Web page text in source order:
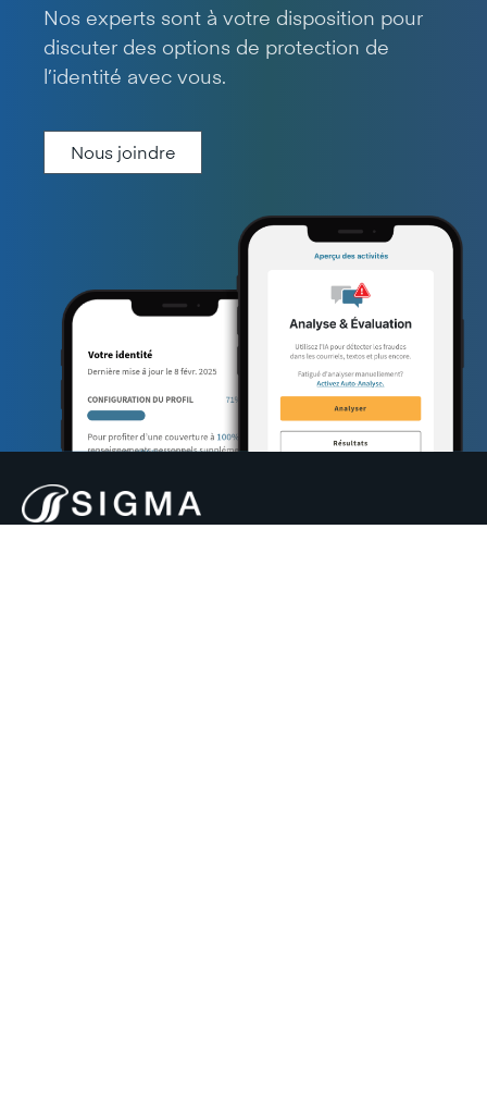
Nos experts sont à votre disposition pour
discuter des options de protection de
l’identité avec vous.
Nous joindre